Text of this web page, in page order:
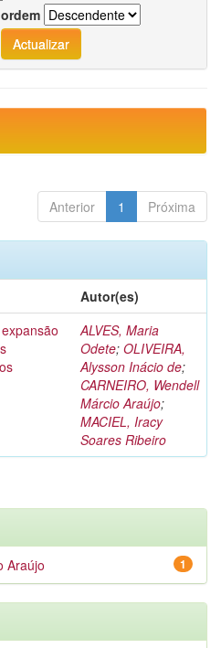
Anterior 1 Próxima
Autor(es)
ALVES, Maria
Odete; OLIVEIRA,
Alysson Inácio de;
CARNEIRO, Wendell
Márcio Araújo;
MACIEL, Iracy
Soares Ribeiro
1
Araújo